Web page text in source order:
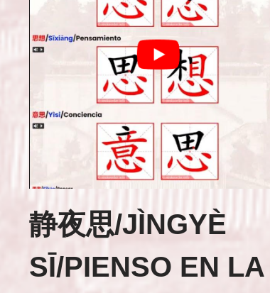
静夜思/JÌNGYÈ
SĪ/PIENSO EN LA